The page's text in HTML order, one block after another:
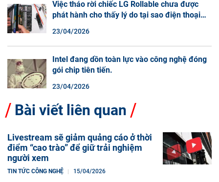
Việc tháo rời chiếc LG Rollable chưa được
phát hành cho thấy lý do tại sao điện thoại
23/04/2026
Intel đang dồn toàn lực vào công nghệ đóng
gói chip tiên tiến.
23/04/2026
Bài viết liên quan
Livestream sẽ giảm quảng cáo ở thời
điểm “cao trào” để giữ trải nghiệm
người xem
TIN TỨC CÔNG NGHỆ 15/04/2026